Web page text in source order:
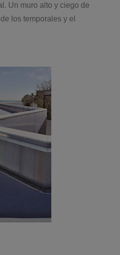
Un muro alto y ciego de
los temporales y el